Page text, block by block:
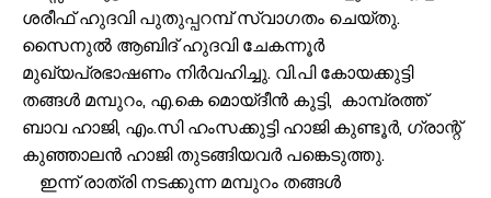
ശരീഫ് ഹുദവി പുതുപ്പറമ്പ് സ്വാഗതം ചെയ്തു.
സൈനുല്‍ ആബിദ് ഹുദവി ചേകന്നൂര്‍
മുഖ്യപ്രഭാഷണം നിര്‍വഹിച്ചു. വി.പി കോയക്കുട്ടി
തങ്ങള്‍ മമ്പുറം, എ.കെ മൊയ്ദീന്‍ കുട്ടി, കാമ്പ്രത്ത്
ബാവ ഹാജി, എം.സി ഹംസക്കുട്ടി ഹാജി കുണ്ടൂര്‍, ഗ്രാന്റ്
കുഞ്ഞാലന്‍ ഹാജി തുടങ്ങിയവര്‍ പങ്കെടുത്തു.
ഇന്ന് രാത്രി നടക്കുന്ന മമ്പുറം തങ്ങള്‍